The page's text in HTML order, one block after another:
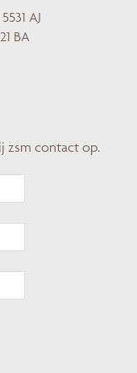
AJ
BA
zsm contact op.